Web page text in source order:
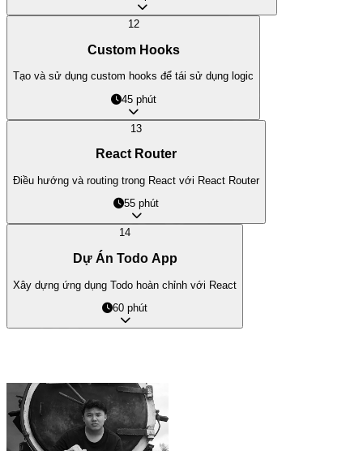
12
Custom Hooks
Tạo và sử dụng custom hooks để tái sử dụng logic
45 phút
13
React Router
Điều hướng và routing trong React với React Router
55 phút
14
Dự Án Todo App
Xây dựng ứng dụng Todo hoàn chỉnh với React
60 phút
©